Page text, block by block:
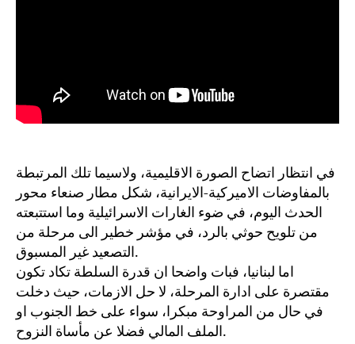
في انتظار اتضاح الصورة الاقليمية، ولاسيما تلك المرتبطة
بالمفاوضات الاميركية-الايرانية، شكل مطار صنعاء محور
الحدث اليوم، في ضوء الغارات الاسرائيلية وما استتبعته
من تلويح حوثي بالرد، في مؤشر خطير الى مرحلة من
التصعيد غير المسبوق.
اما لبنانيا، فبات واضحا ان قدرة السلطة تكاد تكون
مقتصرة على ادارة المرحلة، لا حل الازمات، حيث دخلت
في حال من المراوحة مبكرا، سواء على خط الجنوب او
الملف المالي فضلا عن مأساة النزوح.